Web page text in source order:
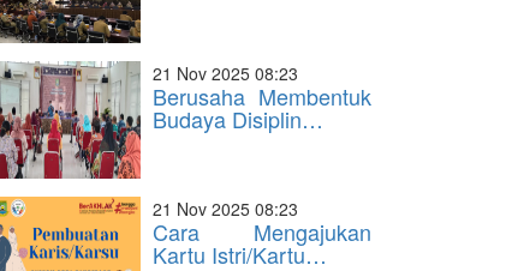
21 Nov 2025 08:23
Berusaha Membentuk
Budaya Disiplin…
21 Nov 2025 08:23
Cara Mengajukan
Kartu Istri/Kartu…